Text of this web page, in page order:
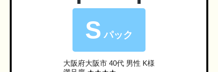
S パック
大阪府大阪市 40代 男性 K様